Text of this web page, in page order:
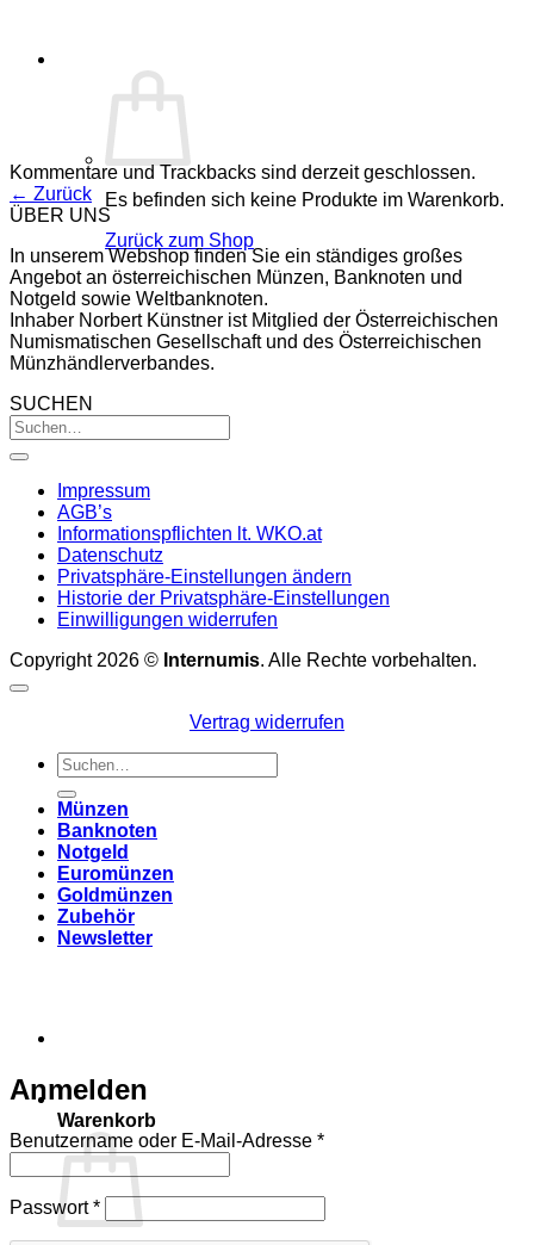
Es befinden sich keine Produkte im Warenkorb.
Zurück zum Shop
Warenkorb
Kommentare und Trackbacks sind derzeit geschlossen.
← Zurück
ÜBER UNS
In unserem Webshop finden Sie ein ständiges großes
Angebot an österreichischen Münzen, Banknoten und
Notgeld sowie Weltbanknoten.
Inhaber Norbert Künstner ist Mitglied der Österreichischen
Numismatischen Gesellschaft und des Österreichischen
Münzhändlerverbandes.
SUCHEN
Impressum
AGB’s
Informationspflichten lt. WKO.at
Datenschutz
Privatsphäre-Einstellungen ändern
Historie der Privatsphäre-Einstellungen
Einwilligungen widerrufen
Copyright 2026 © Internumis. Alle Rechte vorbehalten.
Vertrag widerrufen
Suchen
nach:
Münzen
Banknoten
Notgeld
Euromünzen
Goldmünzen
Zubehör
Newsletter
Anmelden
Benutzername oder E-Mail-Adresse *Erforderlich
Passwort*Erforderlich